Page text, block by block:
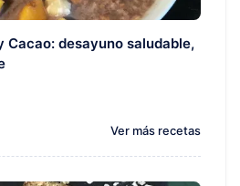
Cacao: desayuno saludable,
Ver más recetas